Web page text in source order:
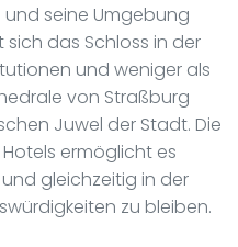
und seine Umgebung
das Schloss in der
und weniger als
von Straßburg
Juwel der Stadt. Die
ermöglicht es
gleichzeitig in der
zu bleiben.